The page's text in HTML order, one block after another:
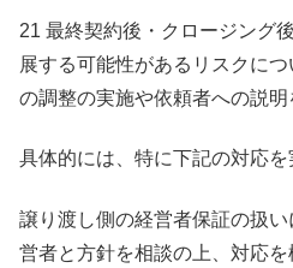
21 最終契約後・クロージング
展する可能性があるリスクに
の調整の実施や依頼者への説明
具体的には、特に下記の対応を
譲り渡し側の経営者保証の扱
営者と方針を相談の上、対応を